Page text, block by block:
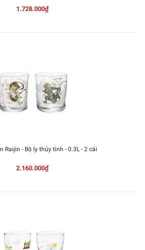
1.728.000₫
Raijin - Bộ ly thủy tinh - 0.3L - 2 cái
2.160.000₫